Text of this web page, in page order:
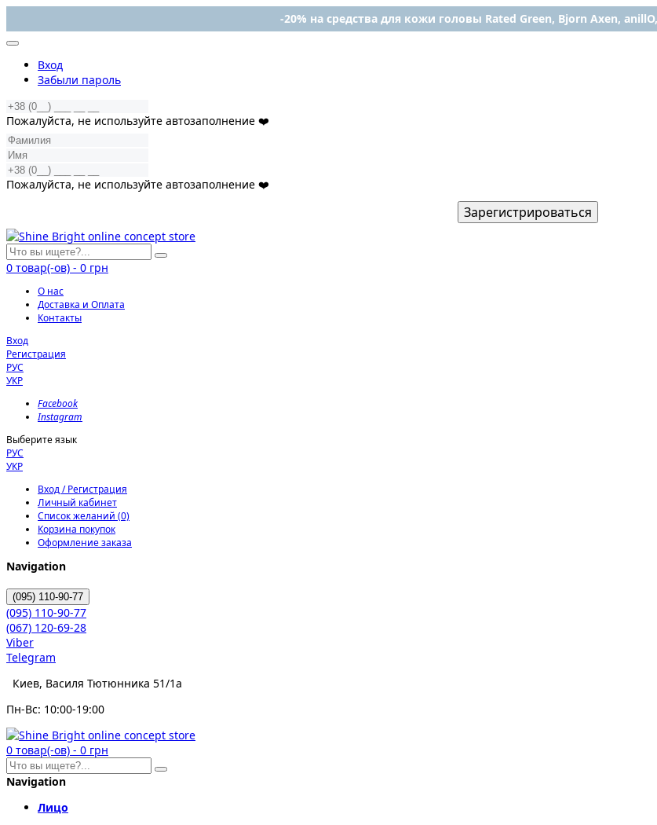
-20% на средства для кожи головы Rated Green, Bjorn Axen,
Вход
Забыли пароль
Пожалуйста, не используйте автозаполнение ❤️
Пожалуйста, не используйте автозаполнение ❤️
Зарегистрироваться
0 товар(-ов) - 0 грн
О нас
Доставка и Оплата
Контакты
Вход
Регистрация
РУС
УКР
Facebook
Instagram
Выберите язык
РУС
УКР
Вход / Регистрация
Личный кабинет
Список желаний (0)
Корзина покупок
Оформление заказа
Navigation
(095) 110-90-77
(095) 110-90-77
(067) 120-69-28
Viber
Telegram
Киев, Василя Тютюнника 51/1а
Пн-Вс: 10:00-19:00
0 товар(-ов) - 0 грн
Navigation
Лицо